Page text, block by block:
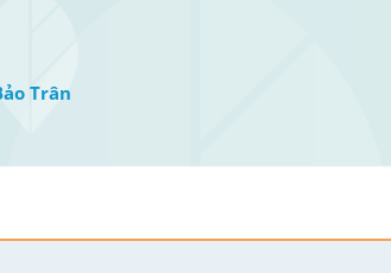
Trân